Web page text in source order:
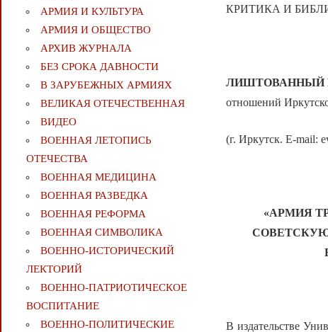
КРИТИКА И
ЛИШТОВАННЫЙ
отношений
(г. Иркутск. E-mail:
«АРМИЯ
В издательстве
АРМИЯ И КУЛЬТУРА
АРМИЯ И ОБЩЕСТВО
АРХИВ ЖУРНАЛА
БЕЗ СРОКА ДАВНОСТИ
В ЗАРУБЕЖНЫХ АРМИЯХ
ВЕЛИКАЯ ОТЕЧЕСТВЕННАЯ
ВИДЕО
ВОЕННАЯ ЛЕТОПИСЬ
ОТЕЧЕСТВА
ВОЕННАЯ МЕДИЦИНА
ВОЕННАЯ РАЗВЕДКА
ВОЕННАЯ РЕФОРМА
ВОЕННАЯ СИМВОЛИКА
ВОЕННО-ИСТОРИЧЕСКИЙ
ЛЕКТОРИЙ
ВОЕННО-ПАТРИОТИЧЕСКОЕ
ВОСПИТАНИЕ
ВОЕННО-ПОЛИТИЧЕСКИE